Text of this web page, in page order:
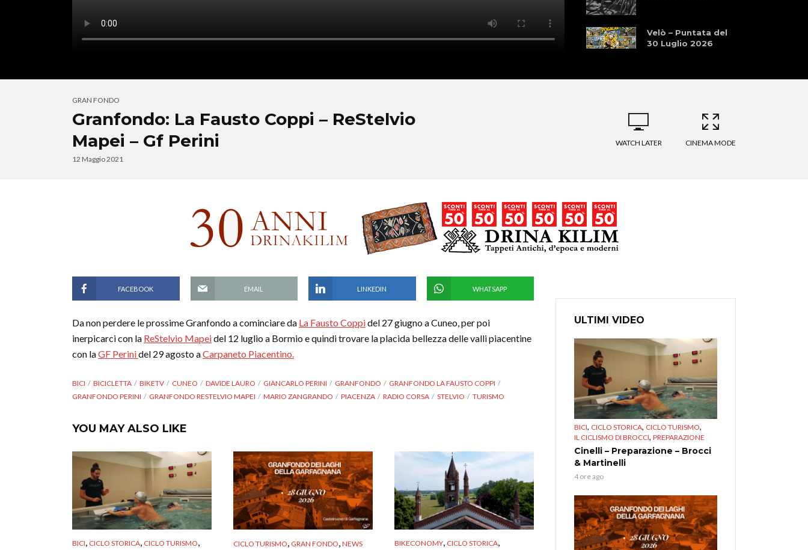
Velò – Puntata del
30 Luglio 2026
GRAN FONDO
Granfondo: La Fausto Coppi – ReStelvio
Mapei – Gf Perini
12 Maggio 2021
WATCH LATER CINEMA MODE
FACEBOOK EMAIL LINKEDIN WHATSAPP
Da non perdere le prossime Granfondo a cominciare da La Fausto Coppidel 27 giugno a Cuneo, per poi
inerpicarci con la ReStelvio Mapeidel 12 luglio a Bormio e quindi trovare la placida bellezza delle valli piacentine
con laGF Perinidel 29 agosto aCarpaneto Piacentino.
BICI BICICLETTA BIKETV CUNEO DAVIDE LAURO GIANCARLO PERINI GRANFONDO
GRANFONDO LA FAUSTO COPPI
GRANFONDO PERINI
GRANFONDO RESTELVIO MAPEI MARIO ZANGRANDO PIACENZA RADIO CORSA STELVIO TURISMO
YOU MAY ALSO LIKE
BICI, CICLO STORICA, CICLO TURISMO, CICLO TURISMO, GRAN FONDO, NEWS BIKECONOMY, CICLO STORICA,
ULTIMI VIDEO
BICI, CICLO STORICA, CICLO TURISMO,
IL CICLISMO DI BROCCI, PREPARAZIONE
Cinelli – Preparazione – Brocci
& Martinelli
4 ore ago